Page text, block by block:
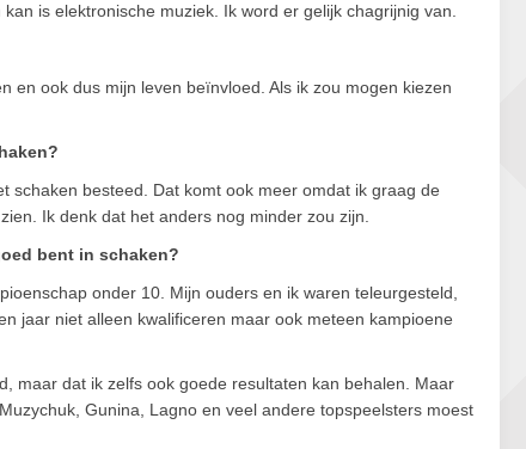
is elektronische muziek. Ik word er gelijk chagrijnig van.
en ook dus mijn leven beïnvloed. Als ik zou mogen kiezen
schaken besteed. Dat komt ook meer omdat ik graag de
Ik denk dat het anders nog minder zou zijn.
bent in schaken?
onder 10. Mijn ouders en ik waren teleurgesteld,
jaar niet alleen kwalificeren maar ook meteen kampioene
maar dat ik zelfs ook goede resultaten kan behalen. Maar
Gunina, Lagno en veel andere topspeelsters moest